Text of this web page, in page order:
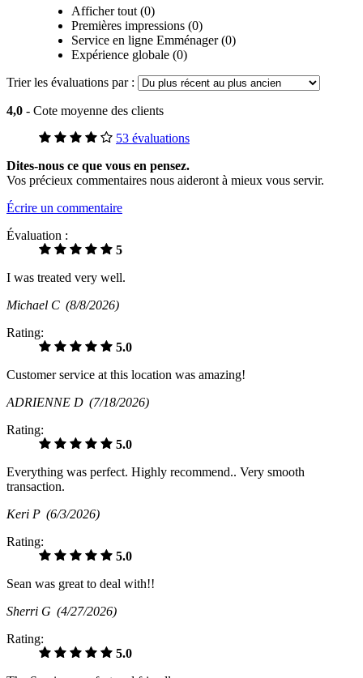
Afficher tout (0)
Premières impressions (0)
Service en ligne Emménager (0)
Expérience globale (0)
Trier les évaluations par :
4,0 - Cote moyenne des clients
53 évaluations
Dites-nous ce que vous en pensez.
Vos précieux commentaires nous aideront à mieux vous servir.
Écrire un commentaire
Évaluation :
5
I was treated very well.
Michael C (8/8/2026)
Rating:
5.0
Customer service at this location was amazing!
ADRIENNE D (7/18/2026)
Rating:
5.0
Everything was perfect. Highly recommend.. Very smooth
transaction.
Keri P (6/3/2026)
Rating:
5.0
Sean was great to deal with!!
Sherri G (4/27/2026)
Rating:
5.0